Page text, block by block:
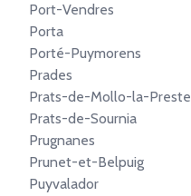
Port-Vendres
Porta
Porté-Puymorens
Prades
Prats-de-Mollo-la-Preste
Prats-de-Sournia
Prugnanes
Prunet-et-Belpuig
Puyvalador